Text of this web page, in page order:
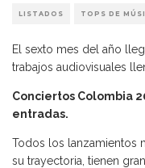
LISTADOS TOPS DE
El sexto mes del año
trabajos audiovisuales
Conciertos Colombia
entradas.
Todos los lanzamientos
su trayectoria, tienen